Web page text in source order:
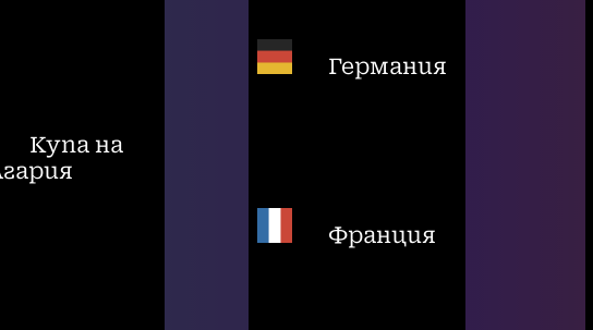
Купа на
Германия
Франция